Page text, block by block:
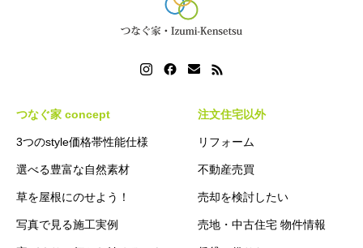
つなぐ家 concept
3つのstyle価格帯性能仕様
選べる豊富な自然素材
草を屋根にのせよう！
写真で見る施工実例
注文住宅以外
リフォーム
不動産売買
売却を検討したい
売地・中古住宅 物件情報